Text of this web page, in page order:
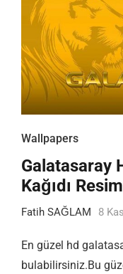
Wallpapers
Galatasaray
Kağıdı
Fatih SAĞLAM 8
En güzel hd
bulabilirsiniz.Bu